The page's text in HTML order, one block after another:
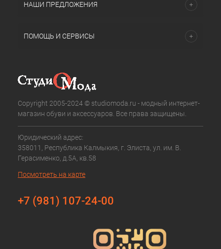
НАШИ ПРЕДЛОЖЕНИЯ
ПОМОЩЬ И СЕРВИСЫ
Copyright 2005-2024 © studiomoda.ru - модный интернет-
магазин обуви и аксессуаров. Все права защищены.
Юридический адрес:
358011, Республика Калмыкия, г. Элиста, ул. им. В.
Герасименко, д.5А, кв.58
Посмотреть на карте
+7 (981) 107-24-00